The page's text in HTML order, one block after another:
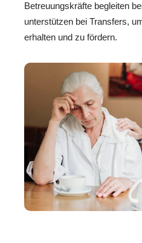
Betreuungskräfte begleiten
unterstützen bei Transfers,
erhalten und zu fördern.